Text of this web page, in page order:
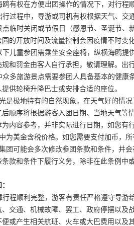
鸥有权在方便出团操作的情况下，对行
行过程中，导游或司机有权根据天气、
点临时关闭或节假日（感恩节、圣诞节
园的开放时间及流量控制会因疫情不时变
下儿童参团需乘坐安全座椅，纵横海鸥提
规和罚金由客人自行承担，敬请理解。出
众多旅游景点需要参团人具备基本的健
供轮椅升降巴士或安排合适的座位。
是极地特有的自然现象，在天气好的情
后顺序将根据游客入团日期、当地天气等
为内容参考，并非实际进行日期，如您有
为美金含税价格。如您需要支付加币，
团可能会多次修改参团条款和条件，并
条款和条件下履行义务，除非在此条例中
行程顺利完整，游客有责任严格遵守导
、交通、机械故障、罢工、政府停摆以及
便或产生相关航班、火车或大巴费用以及